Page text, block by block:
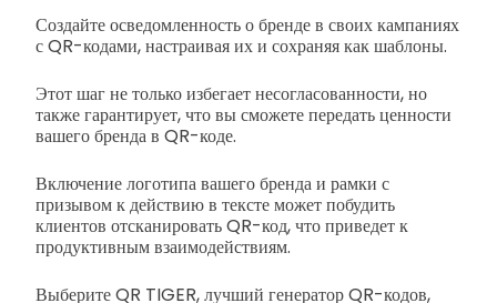
Создайте осведомленность о бренде в своих кампаниях
с QR-кодами, настраивая их и сохраняя как шаблоны.
Этот шаг не только избегает несогласованности, но
также гарантирует, что вы сможете передать ценности
вашего бренда в QR-коде.
Включение логотипа вашего бренда и рамки с
призывом к действию в тексте может побудить
клиентов отсканировать QR-код, что приведет к
продуктивным взаимодействиям.
Выберите QR TIGER, лучший генератор QR-кодов,